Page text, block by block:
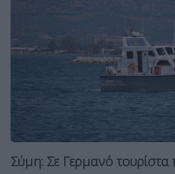
Σύμη: Σε Γερμανό τουρίστα